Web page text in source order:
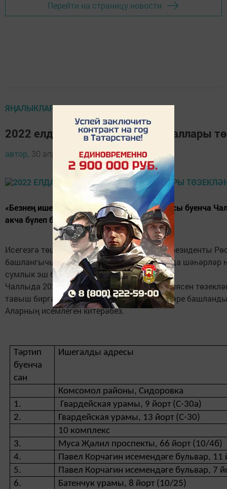
Перейти на страницу новости
ЯҢАЛЫКЛАР ТАСМАСЫ
2022 елда Чаллыда нинди ишегаллары
автор, 30 апрель 2022 - 13:00
«Безнең ишегалды» республика программасы буенча
акча бүлеп бирелә.
Исегезгә төшерәбез, әлеге программа ТР Президенты
башлангычы белән кабул ителде һәм өч елда шәһәрләр
сумлык эш башкарылачак.
Чаллыда 2022 елда 119 йорт яны территориясен
тавыш биргән ишегалларында ремонт эшләре
Аларның исемлеген китерәбез.
Тәртип
буенча
сан
Ишегалды адресы
Комсомол районы, Сидоровка
1.
Гвардейская урамы, 9 йорт (С-30а)
2.
Гвардейская урамы, 13 йорт (С-30)
10 комплекс
3.
Муса Җәлил проспекты, 66 йорт (10/4б)
4.
Павел Корчагин исемендәге бульвар,
5.
Павел Корчагин исемендәге бульвар, 7
6.
Батенчук урамы, 8 йорт (10/25)